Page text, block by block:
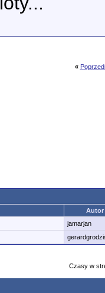
«
Autor
jamarjan
Czasy w